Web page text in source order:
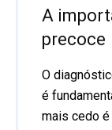
A
precoce
O
é
mais cedo